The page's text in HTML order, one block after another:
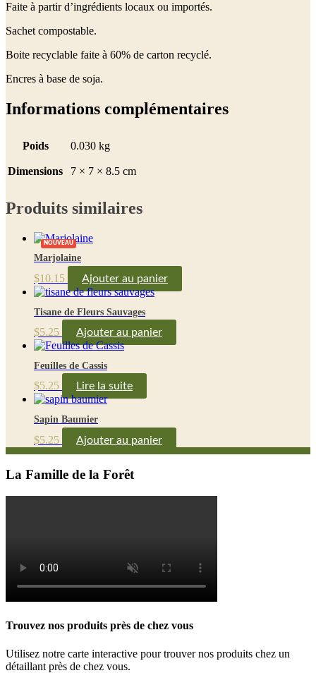
Faite à partir d’ingrédients locaux ou importés.
Sachet compostable.
Boite recyclable faite à 60% de carton recyclé.
Encres à base de soja.
Informations complémentaires
Poids 0.030 kg
Dimensions 7 × 7 × 8.5 cm
Produits similaires
NOUVEAU
Marjolaine
$10.15 Ajouter au panier
Tisane de Fleurs Sauvages
$5.25 Ajouter au panier
Feuilles de Cassis
$5.25 Lire la suite
Sapin Baumier
$5.25 Ajouter au panier
La Famille de la Forêt
Trouvez nos produits près de chez vous
Utilisez notre carte interactive pour trouver nos produits chez un
détaillant près de chez vous.